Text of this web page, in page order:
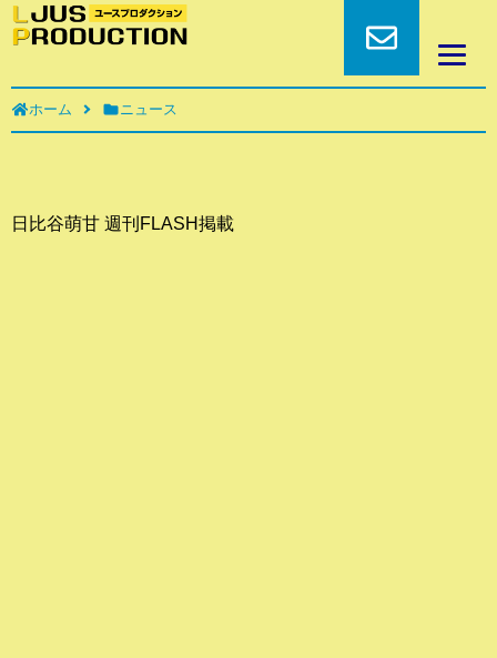
ホーム ニュース
日比谷萌甘 週刊FLASH掲載